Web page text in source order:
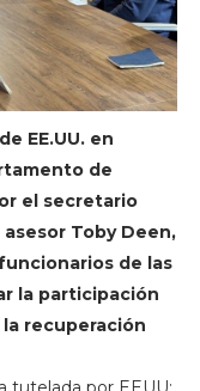
EE.UU. en
de
el secretario
Toby Deen,
de las
la participación
recuperación